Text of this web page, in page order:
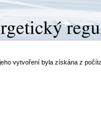
vytvoření byla získána z